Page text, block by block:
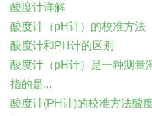
酸度计详解
酸度计（pH计）的校准方法
酸度计和PH计的区别
酸度计（pH计）是一种测量
指的是...
酸度计(PH计)的校准方法酸